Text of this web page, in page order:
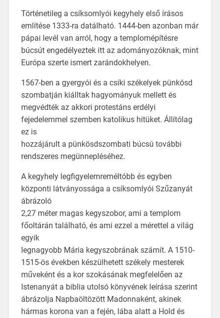
Történetileg a csíksomlyói kegyhely első írásos
említése 1333-ra datálható. 1444-ben azonban már
pápai levél van arról, hogy a templomépítésre
búcsút engedélyeztek itt az adományozóknak, mint
Európa szerte ismert zarándokhelyen.
1567-ben a gyergyói és a csíki székelyek pünkösd
szombatján kiálltak hagyományuk mellett és
megvédték az akkori protestáns erdélyi
fejedelemmel szemben katolikus hitüket. Állítólag
ez is
hozzájárult a pünkösdszombati búcsú további
rendszeres megünnepléséhez.
A kegyhely legfigyelemreméltóbb és egyben
központi látványossága a csíksomlyói Szűzanyát
ábrázoló
2,27 méter magas kegyszobor, ami a templom
főoltárán található, és ami ezzel a mérettel a világ
egyik
legnagyobb Mária kegyszobrának számít. A 1510-
1515-ös években készülhetett székely mesterek
műveként és a kor szokásának megfelelően az
Istenanyát a biblia utolsó könyvének leírása szerint
ábrázolja Napbaöltözött Madonnaként, akinek
hármas korona van a fején, lába alatt a Hold és